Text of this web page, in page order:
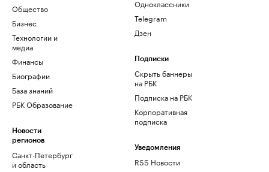
Общество
Бизнес
Технологии и
медиа
Финансы
Биографии
База знаний
РБК Образование
Новости
регионов
Санкт-Петербург
и область
Одноклассники
Telegram
Дзен
Подписки
Скрыть баннеры
на РБК
Подписка на РБК
Корпоративная
подписка
Уведомления
RSS Новости